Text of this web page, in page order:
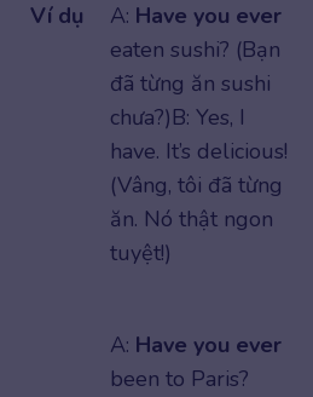
Ví dụ A: Have you ever
eaten sushi? (Bạn
đã từng ăn sushi
chưa?)B: Yes, I
have. It’s delicious!
(Vâng, tôi đã từng
ăn. Nó thật ngon
tuyệt!)
A: Have you ever
been to Paris?